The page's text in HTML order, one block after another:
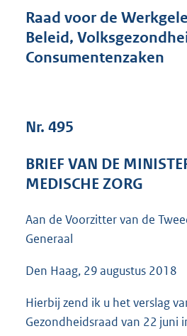
Raad voor de
Beleid,
Consumentenzaken
Nr. 495
BRIEF VAN DE
MEDISCHE ZORG
Aan de Voorzitter van de
Generaal
Den Haag, 29 augustus 2018
Hierbij zend ik u het verslag
Gezondheidsraad van 22 juni